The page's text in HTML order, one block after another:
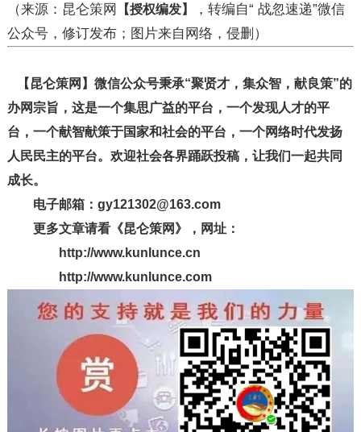
（来源：昆仑策网 【授权编发】
，转编自“ 战忽速递”微信
公众号，修订发布；图片来自网络，侵删）
【昆仑策网】微信公众号秉承“聚贤才，集众智，献良策”的
办网宗旨，这是一个集思广益的平台，一个发现人才的平
台，一个献智献策于国家和社会的平台，一个网络时代发扬
人民民主的平台。欢迎社会各界踊跃投稿，让我们一起共同
成长。
电子邮箱：gy121302@163.com
更多文章请看《昆仑策网》，网址：
http://www.kunlunce.cn
http://www.kunlunce.com